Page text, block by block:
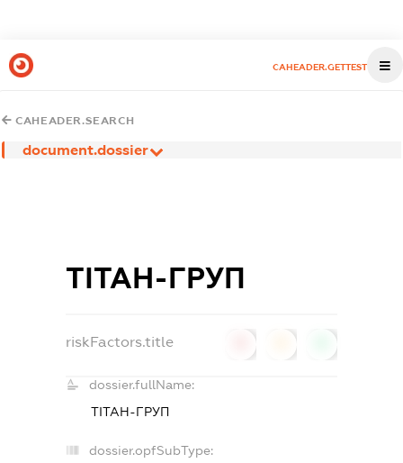
CAHEADER.GETTEST
CAHEADER.SEARCH
document.dossier
ТІТАН-ГРУП
riskFactors.title
dossier.fullName:
ТІТАН-ГРУП
dossier.opfSubType: